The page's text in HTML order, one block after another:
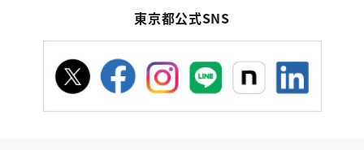
東京都公式SNS